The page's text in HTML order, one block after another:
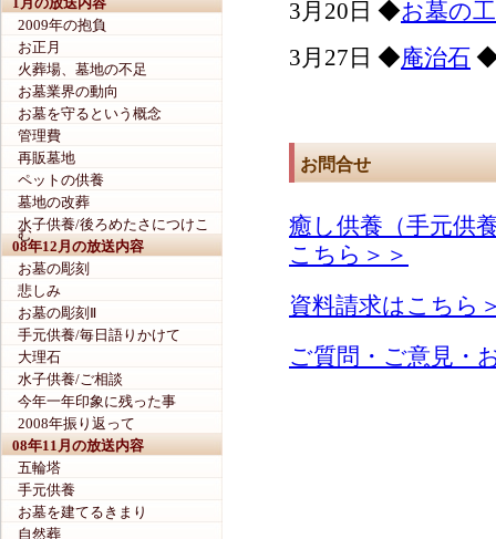
2009年の抱負
お正月
火葬場、墓地の不足
お墓業界の動向
お墓を守るという概念
管理費
再販墓地
ペットの供養
墓地の改葬
水子供養/後ろめたさにつけこ
む
08年12月の放送内容
お墓の彫刻
悲しみ
お墓の彫刻Ⅱ
手元供養/毎日語りかけて
大理石
水子供養/ご相談
今年一年印象に残った事
2008年振り返って
08年11月の放送内容
五輪塔
手元供養
お墓を建てるきまり
自然葬
3月20日 ◆お墓の
3月27日 ◆庵治石
お問合せ
癒し供養（手元供
こちら＞＞
資料請求はこちら
ご質問・ご意見・